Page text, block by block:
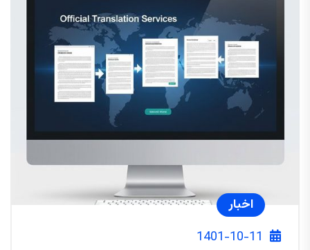
اخبار
1401-10-11